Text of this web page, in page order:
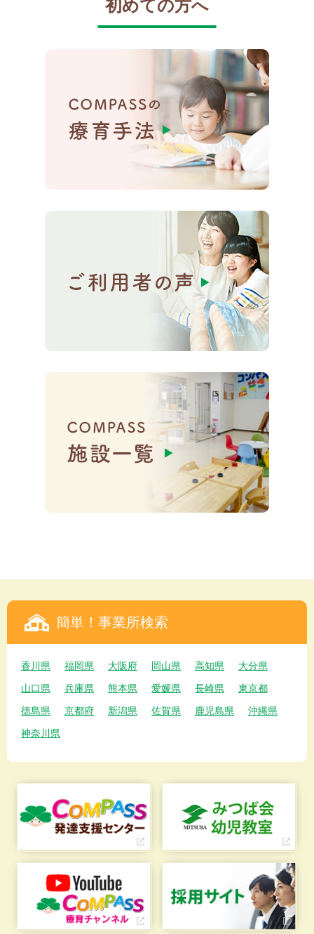
初めての方へ
簡単！事業所検索
香川県 福岡県 大阪府 岡山県 高知県
大分県
山口県
兵庫県 熊本県 愛媛県 長崎県
東京都
徳島県
京都府 新潟県 佐賀県 鹿児島県
沖縄県
神奈川県